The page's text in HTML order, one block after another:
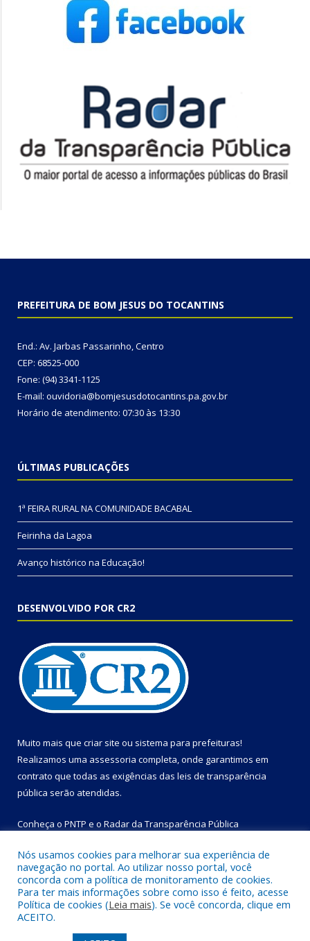
PREFEITURA DE BOM JESUS DO TOCANTINS
End.: Av. Jarbas Passarinho, Centro
CEP: 68525-000
Fone: (94) 3341-1125
E-mail: ouvidoria@bomjesusdotocantins.pa.gov.br
Horário de atendimento: 07:30 às 13:30
ÚLTIMAS PUBLICAÇÕES
1ª FEIRA RURAL NA COMUNIDADE BACABAL
Feirinha da Lagoa
Avanço histórico na Educação!
DESENVOLVIDO POR CR2
Muito mais que criar site ou sistema para prefeituras!
Realizamos uma assessoria completa, onde garantimos em
contrato que todas as exigências das leis de transparência
pública serão atendidas.
Conheça o PNTP e o Radar da Transparência Pública
Todos os direitos reservados a Prefeitura Municipal de Bom
Jesus do Tocantins.
Nós usamos cookies para melhorar sua experiência de
navegação no portal. Ao utilizar nosso portal, você
concorda com a política de monitoramento de cookies.
Para ter mais informações sobre como isso é feito, acesse
Política de cookies (Leia mais). Se você concorda, clique em
ACEITO.